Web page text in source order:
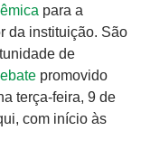
para a
da instituição. São
de
promovido
terça-feira, 9 de
com início às